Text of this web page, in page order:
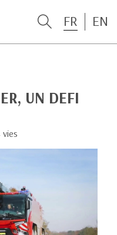
FR EN
UN DEFI